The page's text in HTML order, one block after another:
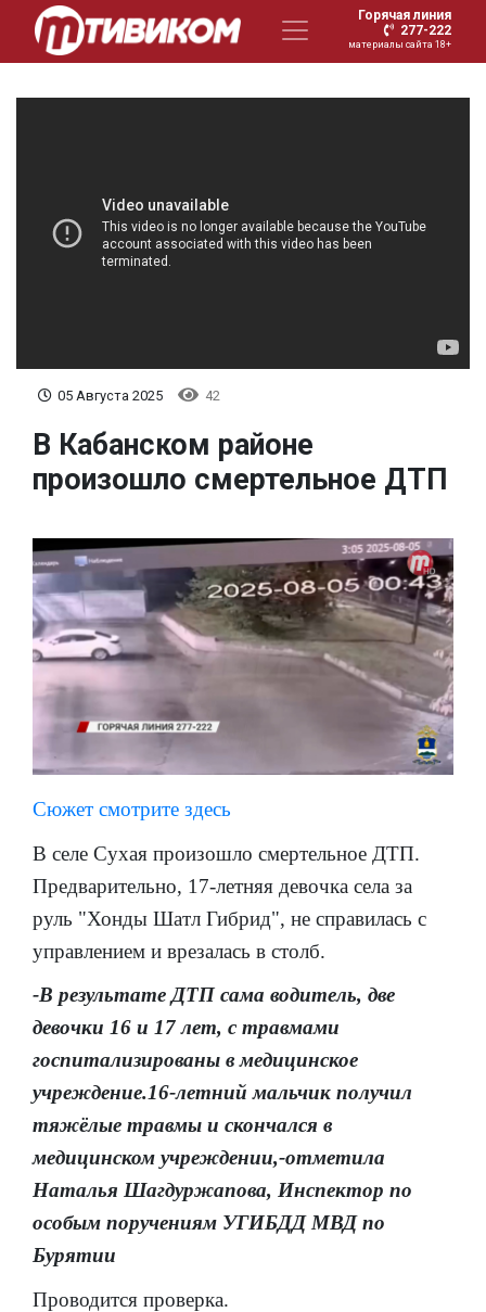
Горячая линия
277-222
материалы сайта 18+
05 Августа 2025 42
В Кабанском районе
произошло смертельное ДТП
Сюжет смотрите здесь
В селе Сухая произошло смертельное ДТП.
Предварительно, 17-летняя девочка села за
руль "Хонды Шатл Гибрид", не справилась с
управлением и врезалась в столб.
-В результате ДТП сама водитель, две
девочки 16 и 17 лет, с травмами
госпитализированы в медицинское
учреждение.16-летний мальчик получил
тяжёлые травмы и скончался в
медицинском учреждении,-отметила
Наталья Шагдуржапова, Инспектор по
особым поручениям УГИБДД МВД по
Бурятии
Проводится проверка.